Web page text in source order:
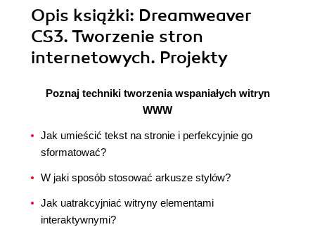
Opis książki: Dreamweaver
CS3. Tworzenie stron
internetowych. Projekty
Poznaj techniki tworzenia wspaniałych witryn
WWW
Jak umieścić tekst na stronie i perfekcyjnie go
sformatować?
W jaki sposób stosować arkusze stylów?
Jak uatrakcyjniać witryny elementami
interaktywnymi?